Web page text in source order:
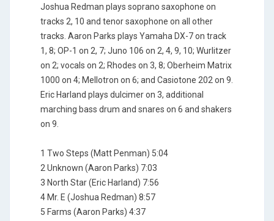
Joshua Redman plays soprano saxophone on
tracks 2, 10 and tenor saxophone on all other
tracks. Aaron Parks plays Yamaha DX-7 on track
1, 8; OP-1 on 2, 7; Juno 106 on 2, 4, 9, 10; Wurlitzer
on 2; vocals on 2; Rhodes on 3, 8; Oberheim Matrix
1000 on 4; Mellotron on 6; and Casiotone 202 on 9.
Eric Harland plays dulcimer on 3, additional
marching bass drum and snares on 6 and shakers
on 9.
1 Two Steps (Matt Penman) 5:04
2 Unknown (Aaron Parks) 7:03
3 North Star (Eric Harland) 7:56
4 Mr. E (Joshua Redman) 8:57
5 Farms (Aaron Parks) 4:37